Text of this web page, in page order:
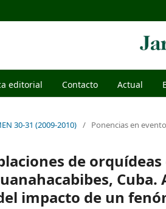
editorial Contacto Actual
30-31 (2009-2010) / Ponencias en
de
impacto de un